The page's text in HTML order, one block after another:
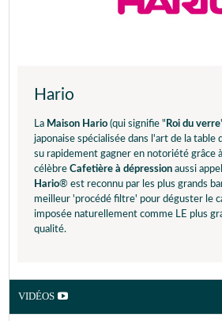
Hario
La Maison Hario (qui signifie " Roi du verre
japonaise spécialisée dans l'art de la table
su rapidement gagner en notoriété grâce
célèbre Cafetière à dépression aussi
Hario® est reconnu par les plus grands
meilleur 'procédé filtre' pour déguster le
imposée naturellement comme LE plus
qualité.
VIDÉOS